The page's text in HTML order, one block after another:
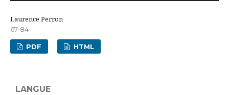
Laurence Perron
67-84
PDF HTML
LANGUE